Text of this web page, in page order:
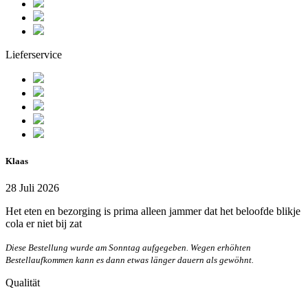
Lieferservice
Klaas
28 Juli 2026
Het eten en bezorging is prima alleen jammer dat het beloofde blikje
cola er niet bij zat
Diese Bestellung wurde am Sonntag aufgegeben. Wegen erhöhten
Bestellaufkommen kann es dann etwas länger dauern als gewöhnt.
Qualität